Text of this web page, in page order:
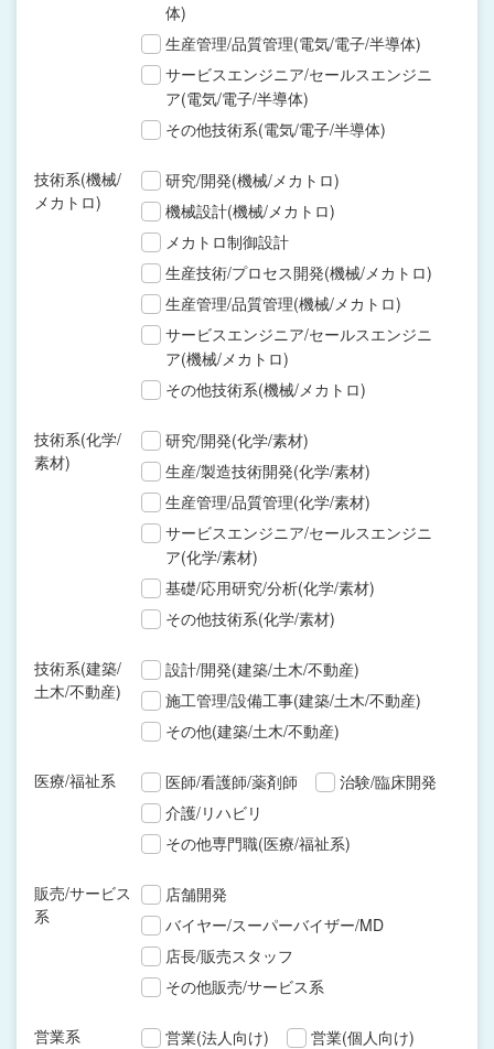
体)
生産管理/品質管理(電気/電子/半導体)
サービスエンジニア/セールスエンジニ
ア(電気/電子/半導体)
その他技術系(電気/電子/半導体)
技術系(機械/
メカトロ)
研究/開発(機械/メカトロ)
機械設計(機械/メカトロ)
メカトロ制御設計
生産技術/プロセス開発(機械/メカトロ)
生産管理/品質管理(機械/メカトロ)
サービスエンジニア/セールスエンジニ
ア(機械/メカトロ)
その他技術系(機械/メカトロ)
技術系(化学/
素材)
研究/開発(化学/素材)
生産/製造技術開発(化学/素材)
生産管理/品質管理(化学/素材)
サービスエンジニア/セールスエンジニ
ア(化学/素材)
基礎/応用研究/分析(化学/素材)
その他技術系(化学/素材)
技術系(建築/
土木/不動産)
設計/開発(建築/土木/不動産)
施工管理/設備工事(建築/土木/不動産)
その他(建築/土木/不動産)
医療/福祉系 医師/看護師/薬剤師
治験/臨床開発
介護/リハビリ
その他専門職(医療/福祉系)
販売/サービス
系
店舗開発
バイヤー/スーパーバイザー/MD
店長/販売スタッフ
その他販売/サービス系
営業系 営業(法人向け)
営業(個人向け)